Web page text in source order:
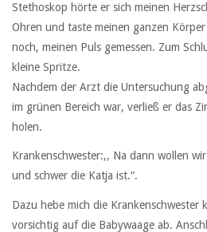
Stethoskop hörte er sich meinen
Ohren und taste meinen ganzen
noch, meinen Puls gemessen. Zum
kleine Spritze.
Nachdem der Arzt die Untersuchung
im grünen Bereich war, verließ er das
holen.
Krankenschwester:,, Na dann wollen
und schwer die Katja ist.“.
Dazu hebe mich die Krankenschwester
vorsichtig auf die Babywaage ab.